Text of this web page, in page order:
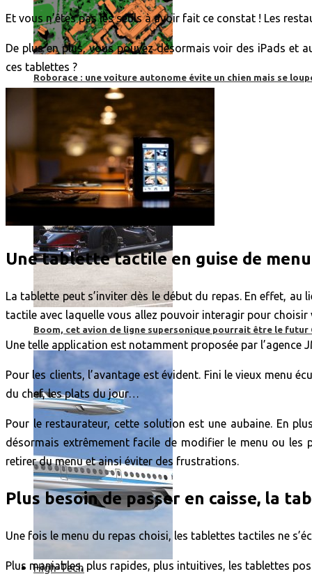
Roborace : une voiture autonome évite un chien mais se
Boom, cet avion de ligne supersonique pourrait être le futur
High-Tech
Et vous n’êtes pas les seuls à avoir fait ce constat ! Les
De plus en plus, vous pouvez désormais voir des iPads et
ces tablettes ?
Une tablette tactile en guise de menu
La tablette peut s’inviter dès le début du repas. En effet,
tactile avec laquelle vous allez pouvoir interagir pour choisir
Une telle application est notamment proposée par l’agence
Pour les clients, l’avantage est évident. Fini le vieux menu
du chef, les plats du jour…
Pour le restaurateur, cette solution est une aubaine. En
désormais extrêmement facile de modifier le menu ou
retirer du menu et ainsi éviter des frustrations.
Plus besoin de passer en caisse, la
Une fois le menu du repas choisi, les tablettes tactiles ne
Plus maniables, plus rapides, plus intuitives, les tablettes